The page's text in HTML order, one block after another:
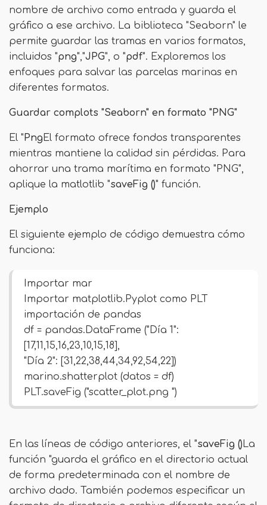
nombre de archivo como entrada y guarda el
gráfico a ese archivo. La biblioteca "Seaborn" le
permite guardar las tramas en varios formatos,
incluidos "png","JPG", o "pdf". Exploremos los
enfoques para salvar las parcelas marinas en
diferentes formatos.
Guardar complots "Seaborn" en formato "PNG"
El "Png El formato ofrece fondos transparentes
mientras mantiene la calidad sin pérdidas. Para
ahorrar una trama marítima en formato "PNG",
aplique la matlotlib "saveFig ()" función.
Ejemplo
El siguiente ejemplo de código demuestra cómo
funciona:
Importar mar
Importar matplotlib.Pyplot como PLT
importación de pandas
df = pandas.DataFrame ("Día 1":
[17,11,15,16,23,10,15,18],
"Día 2": [31,22,38,44,34,92,54,22])
marino.shatterplot (datos = df)
PLT.saveFig ("scatter_plot.png ")
En las líneas de código anteriores, el "saveFig () La
función "guarda el gráfico en el directorio actual
de forma predeterminada con el nombre de
archivo dado. También podemos especificar un